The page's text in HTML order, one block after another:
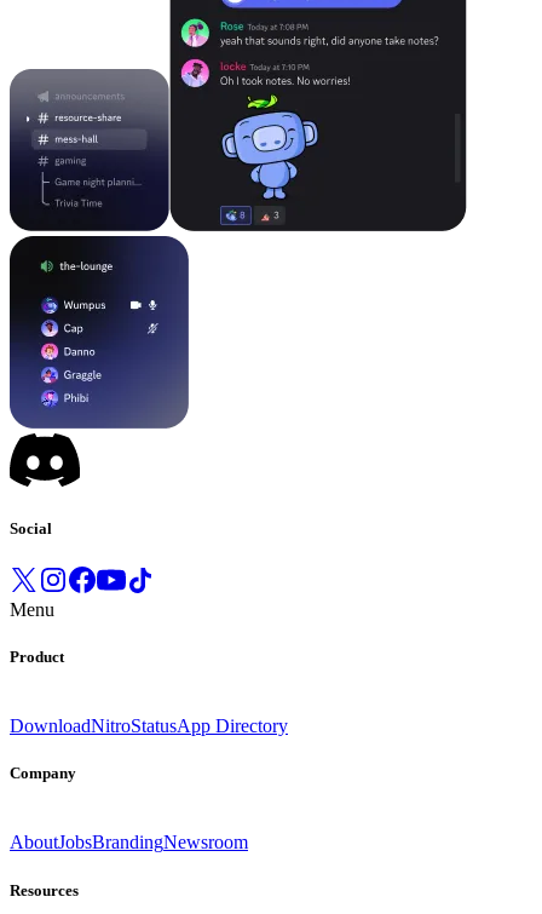
Social
Menu
Product
DownloadNitroStatusApp Directory
Company
AboutJobsBrandingNewsroom
Resources